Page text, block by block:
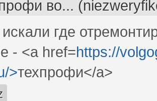
во...
где
- <a href=https://
>техпрофи</a>